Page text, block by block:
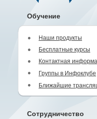
Обучение
Наши продукты
Бесплатные курсы
Контактная
Группы в Инфоклубе
Ближайшие
Сотрудничество